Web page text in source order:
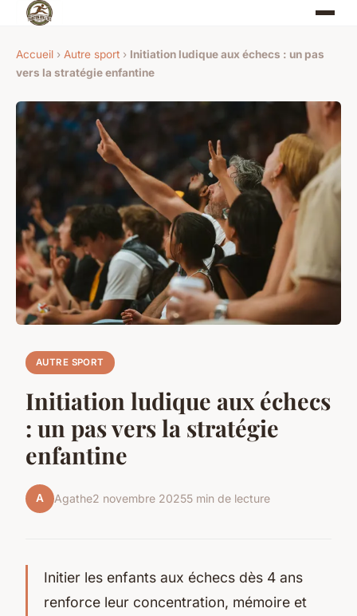
Accueil › Autre sport › Initiation ludique aux échecs : un pas
vers la stratégie enfantine
AUTRE SPORT
Initiation ludique aux échecs
: un pas vers la stratégie
enfantine
A Agathe2 novembre 20255 min de lecture
Initier les enfants aux échecs dès 4 ans
renforce leur concentration, mémoire et